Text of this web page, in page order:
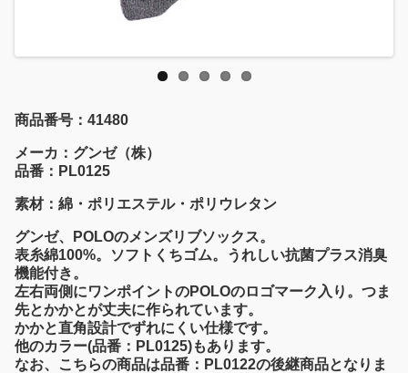
商品番号：41480
メーカ：グンゼ（株）
品番：PL0125
素材：綿・ポリエステル・ポリウレタン
グンゼ、POLOのメンズリブソックス。
表糸綿100%。ソフトくちゴム。うれしい抗菌プラス消臭
機能付き。
左右両側にワンポイントのPOLOのロゴマーク入り。つま
先とかかとが丈夫に作られています。
かかと直角設計でずれにくい仕様です。
他のカラー(品番：PL0125)もあります。
なお、こちらの商品は品番：PL0122の後継商品となりま